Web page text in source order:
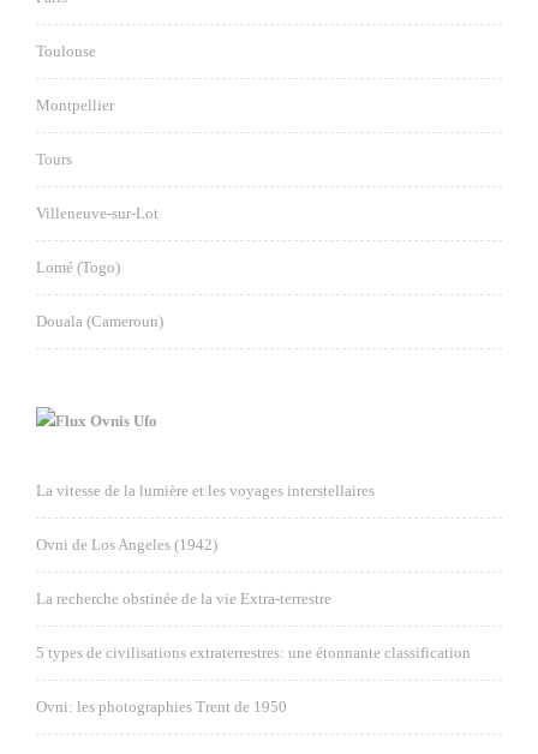
Toulouse
Montpellier
Tours
Villeneuve-sur-Lot
Lomé (Togo)
Douala (Cameroun)
Ovnis Ufo
La vitesse de la lumière et les voyages interstellaires
Ovni de Los Angeles (1942)
La recherche obstinée de la vie Extra-terrestre
5 types de civilisations extraterrestres: une étonnante classification
Ovni: les photographies Trent de 1950